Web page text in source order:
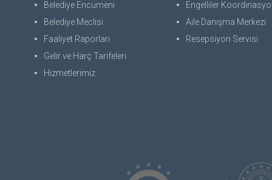
Belediye Encümeni
Belediye Meclisi
Faaliyet Raporları
Gelir ve Harç Tarifeleri
Hizmetlerimiz
Engelliler Koordinasyon
Aile Danışma Merkezi
Resepsiyon Servisi